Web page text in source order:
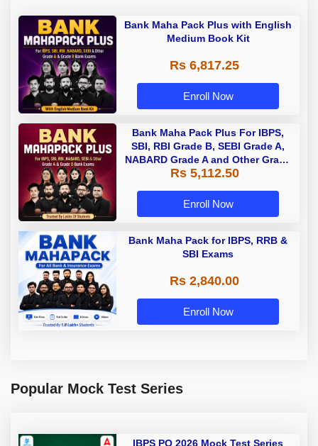
Bank Maha Pack Plus with English
Medium Book Kit
Rs 6,817.25
Enroll Now
Bank Maha Pack Plus For IBPS,
SBI, RBI Grade B, SEBI Grade A,
NABARD Grade A and Other Grade
A & Grade B Bank Exams
Rs 5,112.50
Enroll Now
Bank Maha Pack for IBPS, RRB &
SBI Exams
Rs 2,840.00
Enroll Now
Popular Mock Test Series
IBPS PO 2026 Mock Test Series